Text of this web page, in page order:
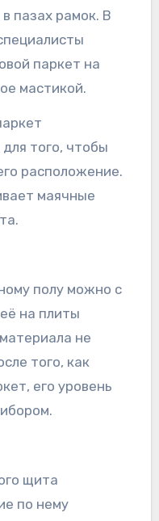
пазах рамок. В
паркет на
мастикой.
того, чтобы
расположение.
маячные
полу можно с
на плиты
не
того, как
его уровень
щита
по нему